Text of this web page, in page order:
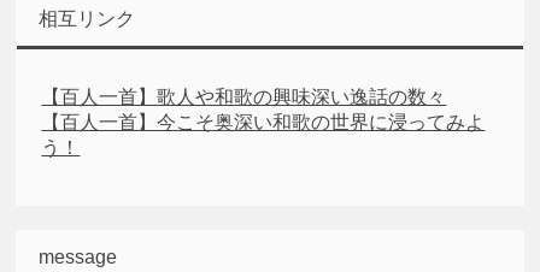
相互リンク
【百人一首】歌人や和歌の興味深い逸話の数々
【百人一首】今こそ奥深い和歌の世界に浸ってみよ
う！
message